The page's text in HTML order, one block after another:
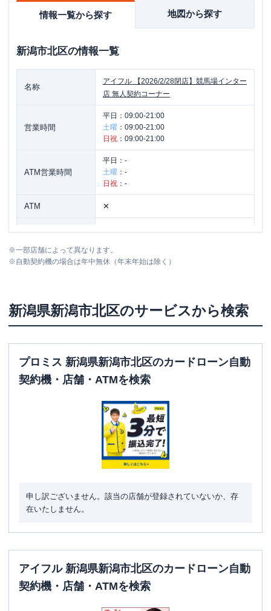
情報一覧から探す 地図から探す
新潟市北区の情報一覧
名称
アイフル
【2026/2/28閉店】競馬場インター
店 無人契約コーナー
営業時間
平日： 09:00-21:00
土曜 ： 09:00-21:00
日祝 ： 09:00-21:00
ATM営業時間
平日： -
土曜 ： -
日祝 ： -
ATM ✕
住所
新潟県新潟市北区木崎２２２９番地３
６ １Ｆ
※一部店舗によって異なります。
※自動契約機の場合は年中無休（年末年始は除く）
新潟県新潟市北区のサービスから検索
プロミス 新潟県新潟市北区のカードローン自動
契約機・店舗・ATMを検索
申し訳ございません。該当の店舗が登録されていないか、存
在いたしません。
アイフル 新潟県新潟市北区のカードローン自動
契約機・店舗・ATMを検索